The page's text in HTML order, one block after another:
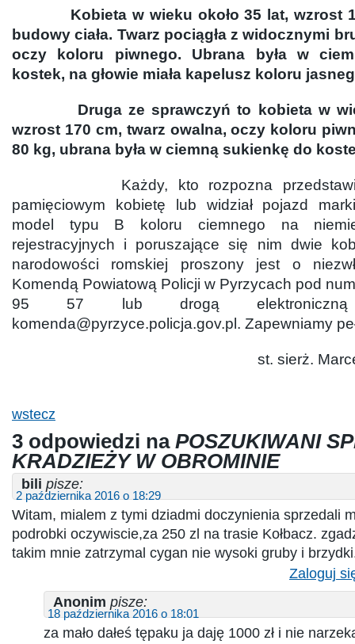
Kobieta w wieku około 35 lat, wzrost
budowy ciała. Twarz pociągła z widocznymi
oczy koloru piwnego. Ubrana była w
kostek, na głowie miała kapelusz koloru
Druga ze sprawczyń to kobieta w
wzrost 170 cm, twarz owalna, oczy koloru
80 kg, ubrana była w ciemną sukienkę do
Każdy, kto rozpozna
pamięciowym kobietę lub widział pojazd
model typu B koloru ciemnego na
rejestracyjnych i poruszające się nim dwie
narodowości romskiej proszony jest o
Komendą Powiatową Policji w Pyrzycach pod
95 57 lub drogą
komenda@pyrzyce.policja.gov.pl. Zapewniamy
st. sierż.
wstecz
3 odpowiedzi na POSZUKIWANI
KRADZIEŻY W OBROMINIE
bili pisze:
2 października 2016 o 18:29
Witam, mialem z tymi dziadmi doczynienia sprzedali
podrobki oczywiscie,za 250 zl na trasie Kołbacz.
takim mnie zatrzymal cygan nie wysoki gruby i
Zaloguj
Anonim pisze:
18 października 2016 o 18:01
za mało dałeś tępaku ja daję 1000 zł i nie